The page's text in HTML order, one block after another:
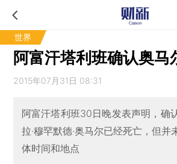
世界
阿富汗塔利班确认奥马
2015年07月31日 08:31
阿富汗塔利班30日晚发表声明，确
拉·穆罕默德·奥马尔已经死亡，但并
体时间和地点